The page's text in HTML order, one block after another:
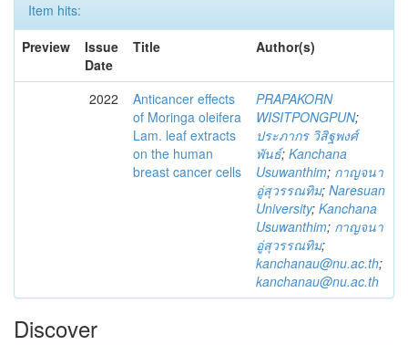
Item hits:
Preview
Issue
Date
Title Author(s)
2022
Anticancer effects
of Moringa oleifera
Lam. leaf extracts
on the human
breast cancer cells
PRAPAKORN
WISITPONGPUN;
ประภากร วิสิฐพงศ์
พันธ์; Kanchana
Usuwanthim; กาญจนา
อู่สุวรรณทิม; Naresuan
University; Kanchana
Usuwanthim; กาญจนา
อู่สุวรรณทิม;
kanchanau@nu.ac.th;
kanchanau@nu.ac.th
Discover